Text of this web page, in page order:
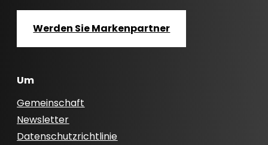
Werden Sie Markenpartner
Um
Gemeinschaft
Newsletter
Datenschutzrichtlinie